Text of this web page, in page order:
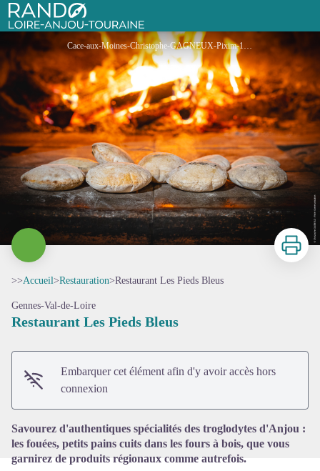
Rando Loire-Anjou-Touraine
Restaurant Les Pieds Bleus
Cace-aux-Moines-Christophe-GAGNEUX-Pixim-122.jpg - Pixim,Christophe GAGNEUX
Imprimer
>>Accueil>Restauration>Restaurant Les Pieds Bleus
Gennes-Val-de-Loire
Restaurant Les Pieds Bleus
Embarquer cet élément afin d'y avoir accès hors
connexion
Savourez d'authentiques spécialités des troglodytes d'Anjou :
les fouées, petits pains cuits dans les fours à bois, que vous
garnirez de produits régionaux comme autrefois.